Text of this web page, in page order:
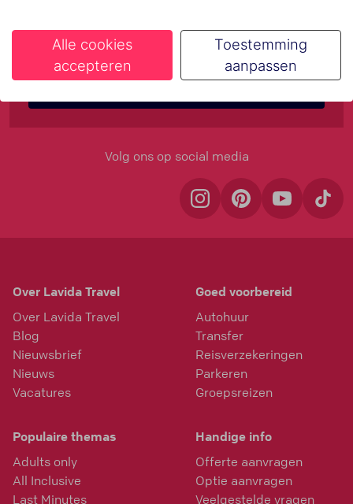
Volg ons op social media
Over Lavida Travel
Over Lavida Travel
Blog
Nieuwsbrief
Nieuws
Vacatures
Goed voorbereid
Autohuur
Transfer
Reisverzekeringen
Parkeren
Groepsreizen
Populaire themas
Adults only
All Inclusive
Last Minutes
Handige info
Offerte aanvragen
Optie aanvragen
Veelgestelde vragen
Alle cookies
accepteren
Toestemming
aanpassen